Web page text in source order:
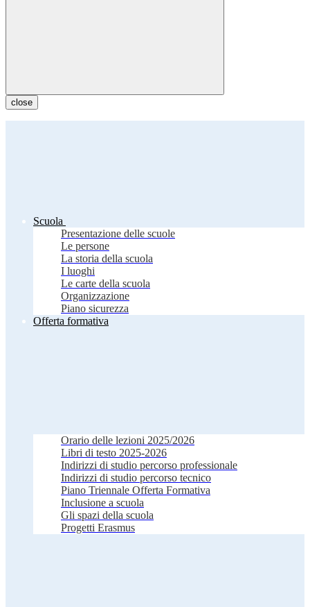
close
Scuola
Presentazione delle scuole
Le persone
La storia della scuola
I luoghi
Le carte della scuola
Organizzazione
Piano sicurezza
Offerta formativa
Orario delle lezioni 2025/2026
Libri di testo 2025-2026
Indirizzi di studio percorso professionale
Indirizzi di studio percorso tecnico
Piano Triennale Offerta Formativa
Inclusione a scuola
Gli spazi della scuola
Progetti Erasmus